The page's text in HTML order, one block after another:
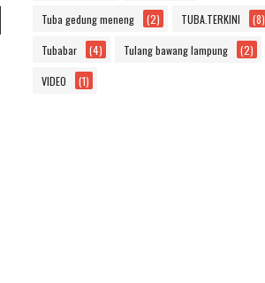
Tuba gedung meneng (2) TUBA.TERKINI (8)
Tubabar (4) Tulang bawang lampung (2)
VIDEO (1)